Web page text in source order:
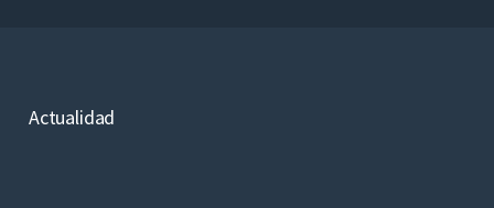
Actualidad